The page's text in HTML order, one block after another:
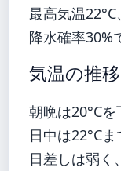
最高気温22°C
降水確率30%
気温の推
朝晩は20°Cを
日中は22°Cま
日差しは弱く